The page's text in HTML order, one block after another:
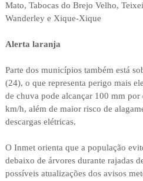
Mato, Tabocas do Brejo Velho,
Wanderley e Xique-Xique
Alerta laranja
Parte dos municípios também está
(24), o que representa perigo mais
de chuva pode alcançar 100 mm
km/h, além de maior risco de
descargas elétricas.
O Inmet orienta que a população
debaixo de árvores durante rajadas
possíveis atualizações dos avisos